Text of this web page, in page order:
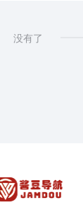
没有了